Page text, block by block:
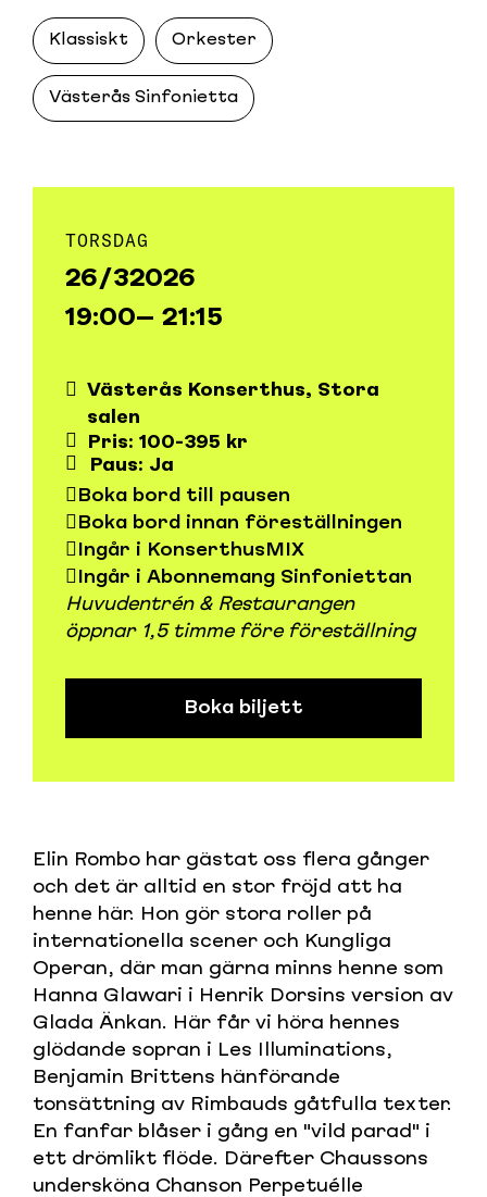
Klassiskt Orkester
Västerås Sinfonietta
TORSDAG
26/32026
19:00– 21:15
Västerås Konserthus, Stora
salen
Pris: 100-395 kr
Paus: Ja
Boka bord till pausen
Boka bord innan föreställningen
Ingår i KonserthusMIX
Ingår i Abonnemang Sinfoniettan
Huvudentrén & Restaurangen
öppnar 1,5 timme före föreställning
Boka biljett
Elin Rombo har gästat oss flera gånger
och det är alltid en stor fröjd att ha
henne här. Hon gör stora roller på
internationella scener och Kungliga
Operan, där man gärna minns henne som
Hanna Glawari i Henrik Dorsins version av
Glada Änkan. Här får vi höra hennes
glödande sopran i Les Illuminations,
Benjamin Brittens hänförande
tonsättning av Rimbauds gåtfulla texter.
En fanfar blåser i gång en "vild parad" i
ett drömlikt flöde. Därefter Chaussons
undersköna Chanson Perpetuélle